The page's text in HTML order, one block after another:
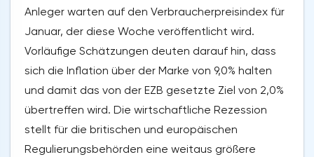
Anleger warten auf den Verbraucherpreisindex für
Januar, der diese Woche veröffentlicht wird.
Vorläufige Schätzungen deuten darauf hin, dass
sich die Inflation über der Marke von 9,0% halten
und damit das von der EZB gesetzte Ziel von 2,0%
übertreffen wird. Die wirtschaftliche Rezession
stellt für die britischen und europäischen
Regulierungsbehörden eine weitaus größere